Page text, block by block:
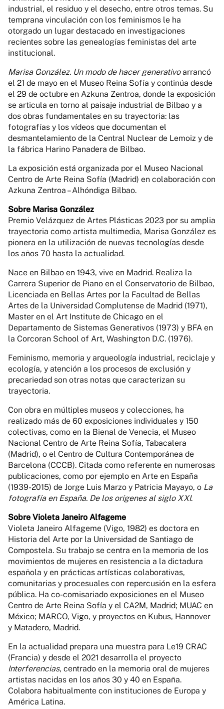
industrial, el residuo y el desecho, entre otros temas. Su
temprana vinculación con los feminismos le ha
otorgado un lugar destacado en investigaciones
recientes sobre las genealogías feministas del arte
institucional.
Marisa González. Un modo de hacer generativoarrancó
el 21 de mayo en el Museo Reina Sofía y continúa desde
el 29 de octubre en Azkuna Zentroa, donde la exposición
se articula en torno al paisaje industrial de Bilbao y a
dos obras fundamentales en su trayectoria: las
fotografías y los vídeos que documentan el
desmantelamiento de la Central Nuclear de Lemoiz y de
la fábrica Harino Panadera de Bilbao.
La exposición está organizada por el Museo Nacional
Centro de Arte Reina Sofía (Madrid) en colaboración con
Azkuna Zentroa – Alhóndiga Bilbao.
Sobre Marisa González
Premio Velázquez de Artes Plásticas 2023 por su amplia
trayectoria como artista multimedia, Marisa González es
pionera en la utilización de nuevas tecnologías desde
los años 70 hasta la actualidad.
Nace en Bilbao en 1943, vive en Madrid. Realiza la
Carrera Superior de Piano en el Conservatorio de Bilbao,
Licenciada en Bellas Artes por la Facultad de Bellas
Artes de la Universidad Complutense de Madrid (1971),
Master en el Art Institute de Chicago en el
Departamento de Sistemas Generativos (1973) y BFA en
la Corcoran School of Art, Washington D.C. (1976).
Feminismo, memoria y arqueología industrial, reciclaje y
ecología, y atención a los procesos de exclusión y
precariedad son otras notas que caracterizan su
trayectoria.
Con obra en múltiples museos y colecciones, ha
realizado más de 60 exposiciones individuales y 150
colectivas, como en la Bienal de Venecia, el Museo
Nacional Centro de Arte Reina Sofía, Tabacalera
(Madrid), o el Centro de Cultura Contemporánea de
Barcelona (CCCB). Citada como referente en numerosas
publicaciones, como por ejemplo en Arte en España
(1939-2015) de Jorge Luis Marzo y Patricia Mayayo, o La
fotografía en España. De los orígenes al siglo XXI.
Sobre Violeta Janeiro Alfageme
Violeta Janeiro Alfageme (Vigo, 1982) es doctora en
Historia del Arte por la Universidad de Santiago de
Compostela. Su trabajo se centra en la memoria de los
movimientos de mujeres en resistencia a la dictadura
española y en prácticas artísticas colaborativas,
comunitarias y procesuales con repercusión en la esfera
pública. Ha co-comisariado exposiciones en el Museo
Centro de Arte Reina Sofía y el CA2M, Madrid; MUAC en
México; MARCO, Vigo, y proyectos en Kubus, Hannover
y Matadero, Madrid.
En la actualidad prepara una muestra para Le19 CRAC
(Francia) y desde el 2021 desarrolla el proyecto
Interferencias, centrado en la memoria oral de mujeres
artistas nacidas en los años 30 y 40 en España.
Colabora habitualmente con instituciones de Europa y
América Latina.